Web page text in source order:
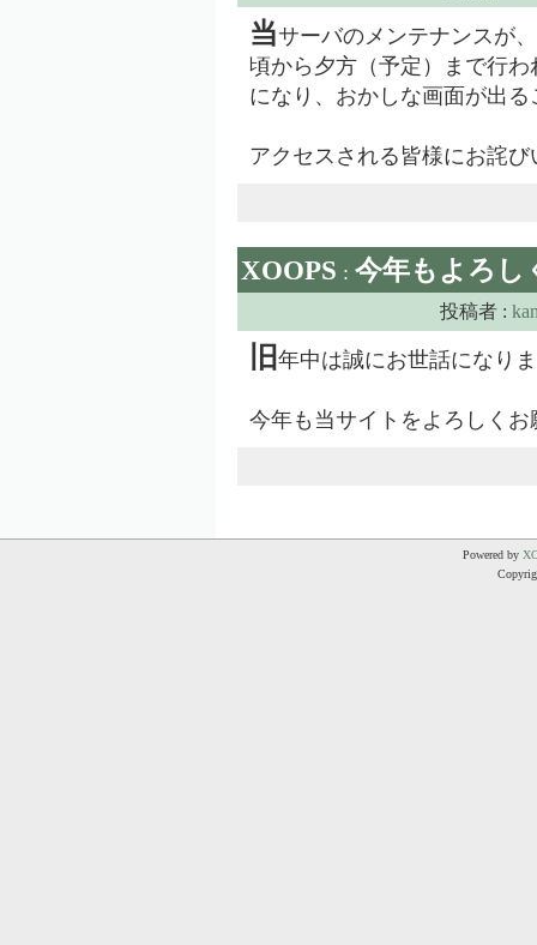
当サーバのメンテナンスが
頃から夕方（予定）まで行
になり、おかしな画面が出
アクセスされる皆様にお詫
XOOPS : 今年もよろし
投稿者 :
旧 年中は誠にお世話になり
今年も当サイトをよろしく
Powered by